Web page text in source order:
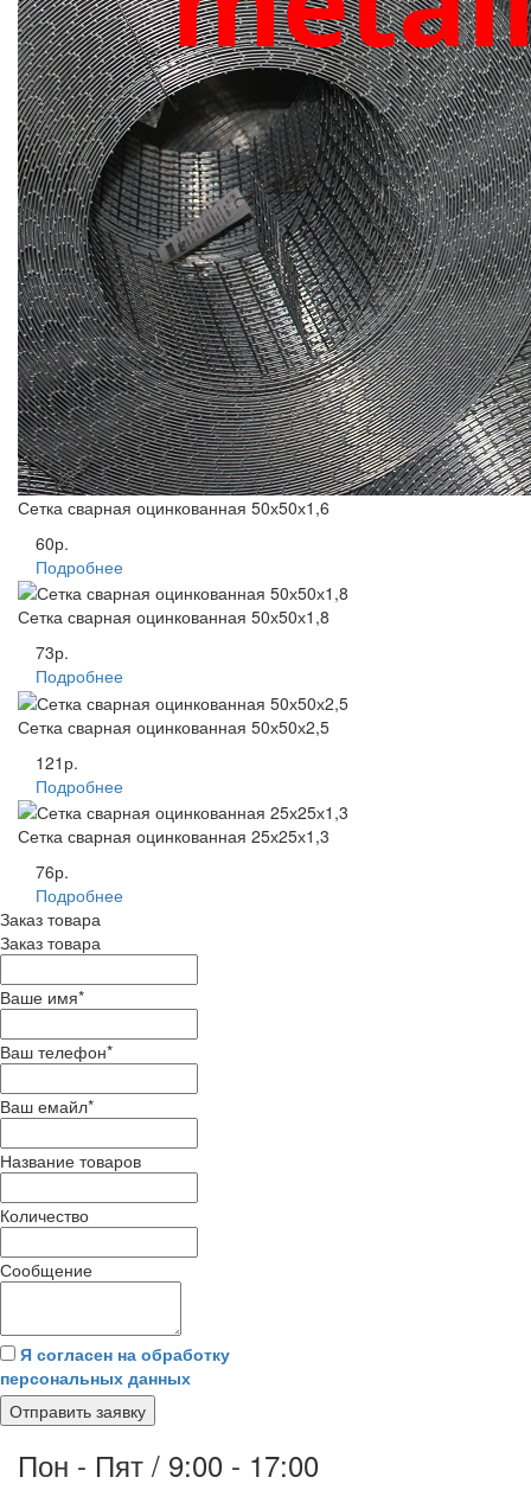
Сетка сварная оцинкованная 50х50х1,6
60р.
Подробнее
Сетка сварная оцинкованная 50х50х1,8
73р.
Подробнее
Сетка сварная оцинкованная 50х50х2,5
121р.
Подробнее
Сетка сварная оцинкованная 25х25х1,3
76р.
Подробнее
Заказ товара
Заказ товара
Ваше имя*
Ваш телефон*
Ваш емайл*
Название товаров
Количество
Сообщение
Я согласен на обработку
персональных данных
Отправить заявку
Пон - Пят / 9:00 - 17:00